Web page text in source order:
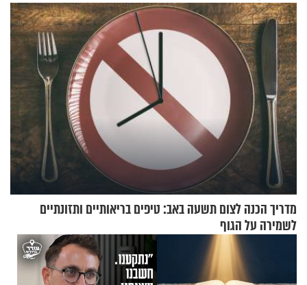
אלא דווקא בשדות
מדריך הכנה לצום תשעה באב: טיפים בריאותיים ותזונתיים
לשמירה על הגוף